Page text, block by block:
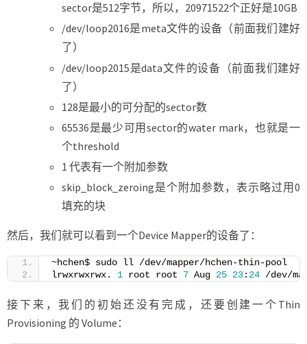
sector是512字节，所以，20971522个正好是10GB
/dev/loop2016是meta文件的设备（前面我们建好
了）
/dev/loop2015是data文件的设备（前面我们建好
了）
128是最小的可分配的sector数
65536是最少可用sector的water mark，也就是一
个threshold
1 代表有一个附加参数
skip_block_zeroing是个附加参数，表示略过用0
填充的块
然后，我们就可以看到一个Device Mapper的设备了：
~hchen$ sudo ll /dev/mapper/hchen-thin-pool
lrwxrwxrwx. 1 root root 7 Aug 25 23: 24 /dev/
接下来，我们的初始还没有完成，还要创建一个Thin
Provisioning 的 Volume：